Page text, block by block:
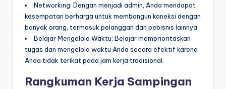
Networking: Dengan menjadi admin, Anda mendapat
kesempatan berharga untuk membangun koneksi dengan
banyak orang, termasuk pelanggan dan pebisnis lainnya.
Belajar Mengelola Waktu: Belajar memprioritaskan
tugas dan mengelola waktu Anda secara efektif karena
Anda tidak terikat pada jam kerja tradisional.
Rangkuman Kerja Sampingan